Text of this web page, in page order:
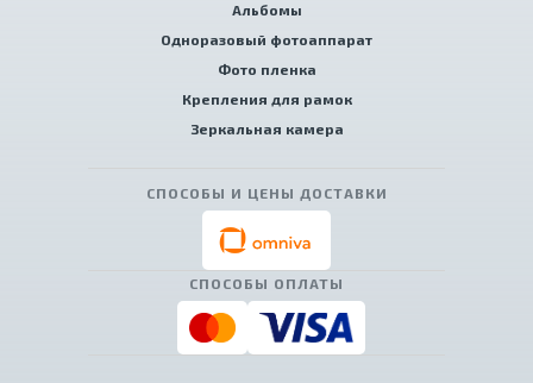
Альбомы
Одноразовый фотоаппарат
Фото пленка
Крепления для рамок
Зеркальная камера
СПОСОБЫ И ЦЕНЫ ДОСТАВКИ
СПОСОБЫ ОПЛАТЫ